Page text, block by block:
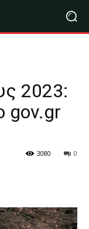
2023:
gov.gr
0
3080